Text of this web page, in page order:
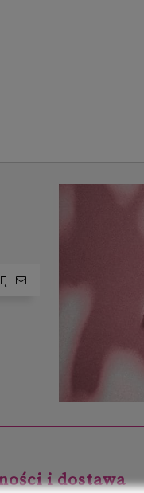
i dostawa